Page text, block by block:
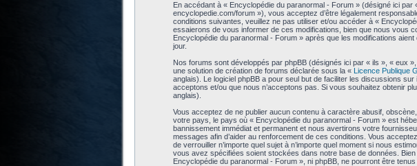
En accédant à « Encyclopédie du paranormal - Forum » (désigné ici
encyclopedie.com/forum »), vous acceptez d’être légalement
conditions suivantes, veuillez ne pas utiliser et/ou accéder à «
essaierons de vous informer de ces modifications, bien que nous vous
Encyclopédie du paranormal - Forum » après que les modifications
jour.
Nos forums sont développés par phpBB (désignés ici par « ils », « eux
une solution de création de forums déclarée sous la « Licence Publique
anglais). Le logiciel phpBB a pour seul but de faciliter les discussions
acceptons et/ou que nous n’acceptons pas. Si vous souhaitez obtenir
anglais).
Vous acceptez de ne publier aucun contenu à caractère abusif,
votre pays, le pays où « Encyclopédie du paranormal - Forum » est
bannissement immédiat et permanent et nous avertirons votre
messages afin d’aider au renforcement de ces conditions. Vous
de verrouiller n’importe quel sujet à n’importe quel moment si nous
vous avez spécifiées soient stockées dans notre base de données.
Encyclopédie du paranormal - Forum », ni phpBB, ne pourront être